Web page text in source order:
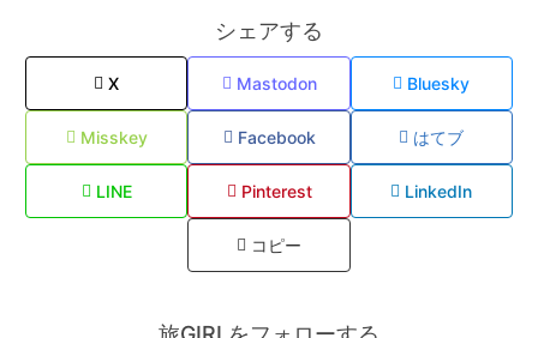
シェアする
X Mastodon Bluesky
Misskey Facebook はてブ
LINE Pinterest LinkedIn
コピー